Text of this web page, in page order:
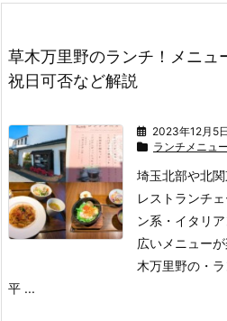
草木万里野のランチ！メニュ
祝日可否など解説
2023年12月5日
ランチメニュー
埼玉北部や北
レストランチェ
ン系・イタリ
広いメニューが
木万里野の ・
平 ...